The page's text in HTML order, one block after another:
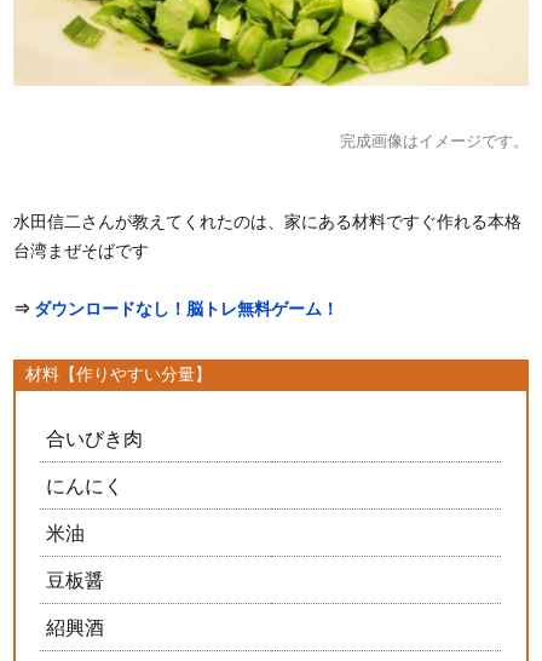
完成画像はイメージです。
水田信二さんが教えてくれたのは、家にある材料ですぐ作れる本格
台湾まぜそばです
⇒ ダウンロードなし！脳トレ無料ゲーム！
材料【作りやすい分量】
合いびき肉
にんにく
米油
豆板醤
紹興酒